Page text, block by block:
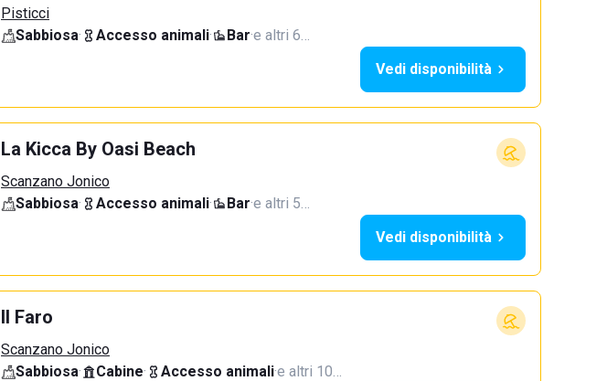
Pisticci
Sabbiosa· Accesso animali· Bar·e altri 6…
Vedi disponibilità
La Kicca By Oasi Beach
Scanzano Jonico
Sabbiosa· Accesso animali· Bar·e altri 5…
Vedi disponibilità
Il Faro
Scanzano Jonico
Sabbiosa· Cabine· Accesso animali·e altri 10…